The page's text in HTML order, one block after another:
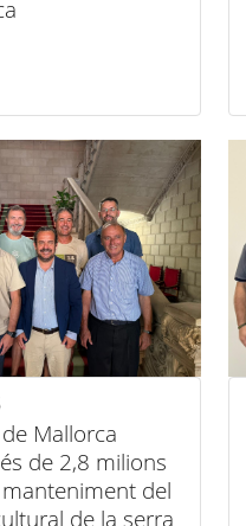
Mallorca
de 2,8 milions
manteniment del
de la serra